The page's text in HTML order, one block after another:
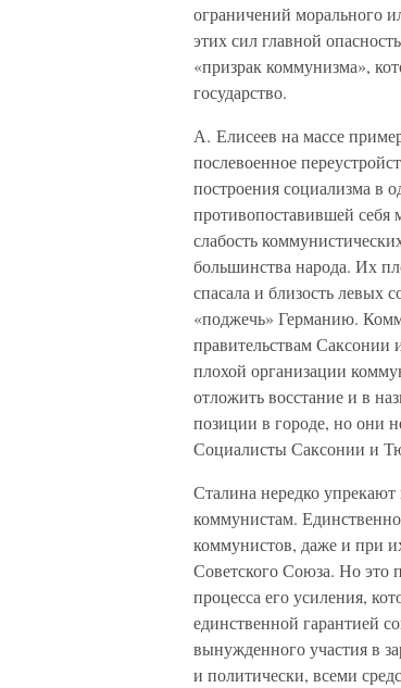
ограничений морального
этих сил главной
«призрак коммунизма»,
государство.
А. Елисеев на массе
послевоенное
построения социализма в
противопоставившей себя
слабость
большинства народа. Их
спасала и близость левых
«поджечь» Германию.
правительствам Саксонии
плохой организации
отложить восстание и в
позиции в городе, но они
Социалисты Саксонии и
Сталина нередко
коммунистам.
коммунистов, даже и при
Советского Союза. Но
процесса его усиления,
единственной гарантией
вынужденного участия в
и политически, всеми